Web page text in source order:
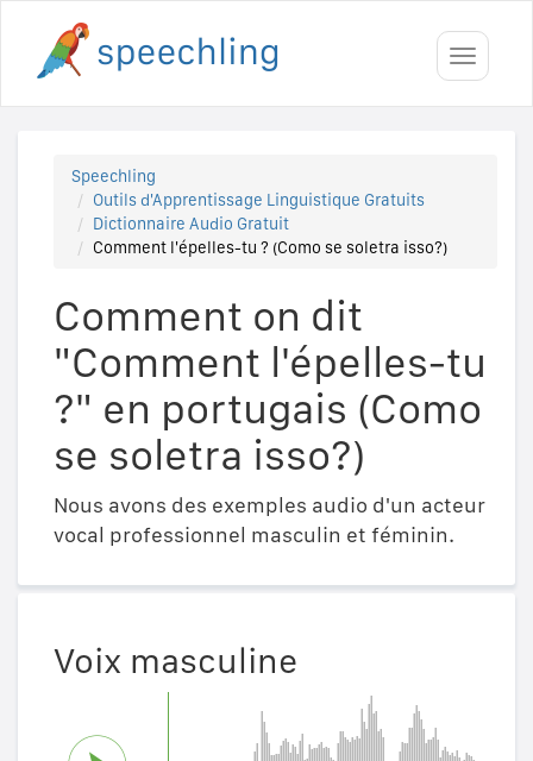
Toggle
Speechling
Outils d'Apprentissage Linguistique Gratuits
Dictionnaire Audio Gratuit
Comment l'épelles-tu ? (Como se soletra isso?)
Comment on dit
"Comment l'épelles-tu
?" en portugais (Como
se soletra isso?)
Nous avons des exemples audio d'un acteur
vocal professionnel masculin et féminin.
Voix masculine